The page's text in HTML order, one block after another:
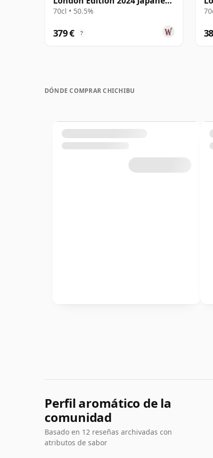
Singl
70cl • 50.5%
379 € ?
DÓNDE COMPRAR CHICHIBU
Perfil aromático de la
comunidad
Basado en 12 reseñas archivadas con
atributos de sabor